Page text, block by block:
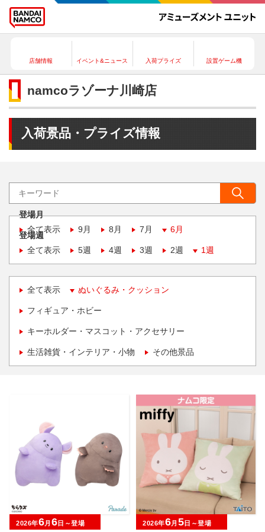
店舗情報 イベント&ニュース 入荷プライズ 設置ゲーム機
namcoラゾーナ川崎店
入荷景品・プライズ情報
登場月
全て表示
9月 8月 7月 6月
登場週
全て表示
5週 4週 3週 2週 1週
全て表示 ぬいぐるみ・クッション
フィギュア・ホビー
キーホルダー・マスコット・アクセサリー
生活雑貨・インテリア・小物 その他景品
2026年6月 6日～登場 2026年6月 5日～登場